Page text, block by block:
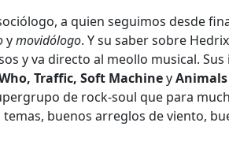
a quien seguimos desde
ymovidólogo. Y su saber sobre
y va directo al meollo musical.
Traffic, Soft MachineyAnimals
de rock-soul que para
buenos arreglos de viento,